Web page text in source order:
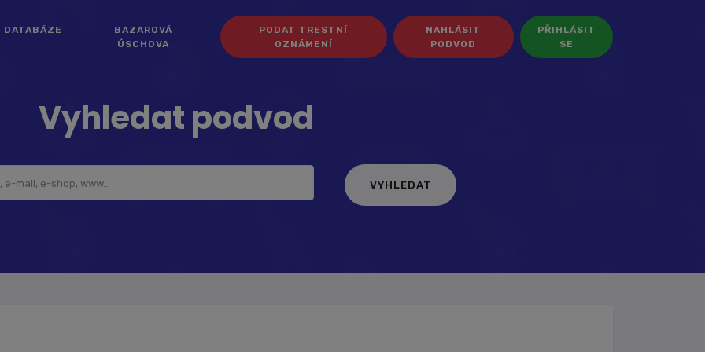
DATABÁZE
BAZAROVÁ
ÚSCHOVA
PODAT TRESTNÍ
OZNÁMENÍ
NAHLÁSIT
PODVOD
PŘIHLÁSIT
SE
Vyhledat podvod